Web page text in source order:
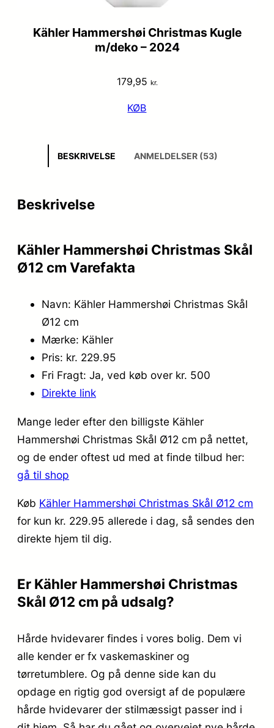
Kähler Hammershøi Christmas Kugle
m/deko – 2024
179,95 kr.
KØB
BESKRIVELSE ANMELDELSER (53)
Beskrivelse
Kähler Hammershøi Christmas Skål
Ø12 cm Varefakta
Navn: Kähler Hammershøi Christmas Skål
Ø12 cm
Mærke: Kähler
Pris: kr. 229.95
Fri Fragt: Ja, ved køb over kr. 500
Direkte link
Mange leder efter den billigste Kähler
Hammershøi Christmas Skål Ø12 cm på nettet,
og de ender oftest ud med at finde tilbud her:
gå til shop
Køb Kähler Hammershøi Christmas Skål Ø12 cm
for kun kr. 229.95 allerede i dag, så sendes den
direkte hjem til dig.
Er Kähler Hammershøi Christmas
Skål Ø12 cm på udsalg?
Hårde hvidevarer findes i vores bolig. Dem vi
alle kender er fx vaskemaskiner og
tørretumblere. Og på denne side kan du
opdage en rigtig god oversigt af de populære
hårde hvidevarer der stilmæssigt passer ind i